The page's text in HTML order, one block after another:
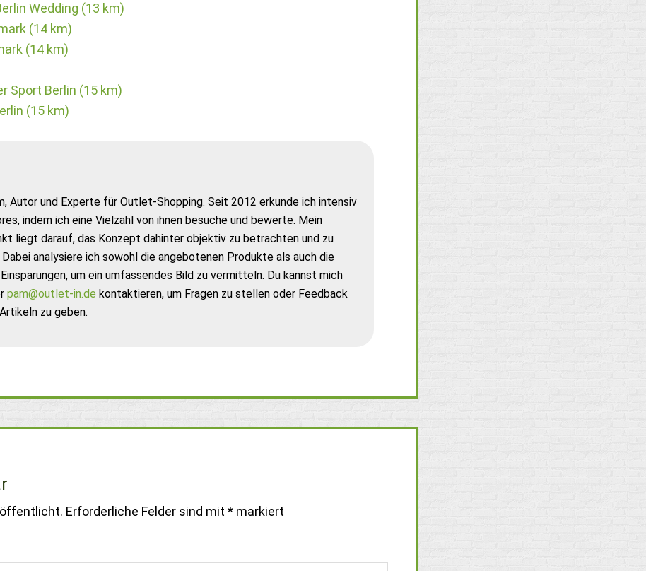
Wedding (13 km)
(14 km)
(14 km)
Sport Berlin (15 km)
(15 km)
Autor und Experte für Outlet-Shopping. Seit 2012 erkunde ich intensiv
indem ich eine Vielzahl von ihnen besuche und bewerte. Mein
liegt darauf, das Konzept dahinter objektiv zu betrachten und zu
analysiere ich sowohl die angebotenen Produkte als auch die
um ein umfassendes Bild zu vermitteln. Du kannst mich
pam@outlet-in.de kontaktieren, um Fragen zu stellen oder Feedback
zu geben.
Erforderliche Felder sind mit * markiert